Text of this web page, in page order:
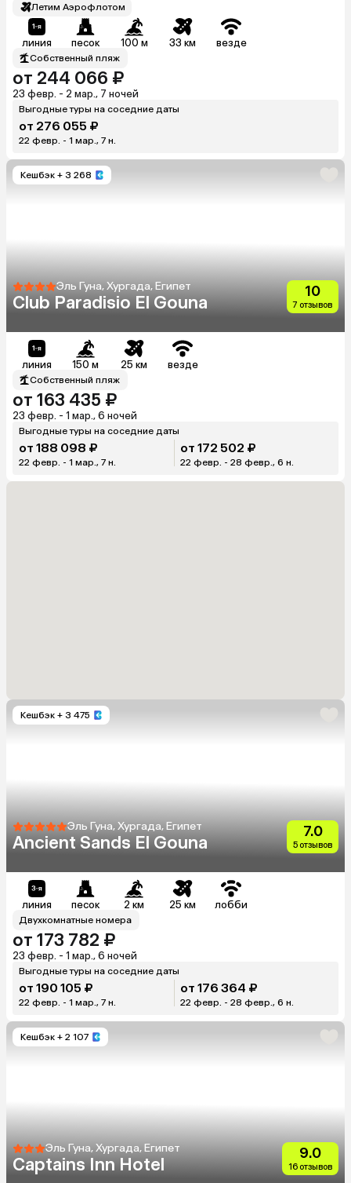
Летим Аэрофлотом
линия песок 100 м 33 км везде
Собственный пляж
от 244 066 ₽
23 февр. - 2 мар., 7 ночей
Выгодные туры на соседние даты
от 276 055 ₽
22 февр. - 1 мар., 7 н.
Кешбэк + 3 268
Эль Гуна, Хургада, Египет
Club Paradisio El Gouna
10
7 отзывов
линия 150 м 25 км везде
Собственный пляж
от 163 435 ₽
23 февр. - 1 мар., 6 ночей
Выгодные туры на соседние даты
от 188 098 ₽
22 февр. - 1 мар., 7 н.
от 172 502 ₽
22 февр. - 28 февр., 6 н.
Кешбэк + 3 475
Эль Гуна, Хургада, Египет
Ancient Sands El Gouna
7.0
5 отзывов
линия песок 2 км 25 км лобби
Двухкомнатные номера
от 173 782 ₽
23 февр. - 1 мар., 6 ночей
Выгодные туры на соседние даты
от 190 105 ₽
22 февр. - 1 мар., 7 н.
от 176 364 ₽
22 февр. - 28 февр., 6 н.
Кешбэк + 2 107
Эль Гуна, Хургада, Египет
Captains Inn Hotel
9.0
16 отзывов